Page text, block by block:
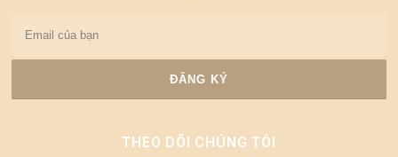
THEO DÕI CHÚNG TÔI